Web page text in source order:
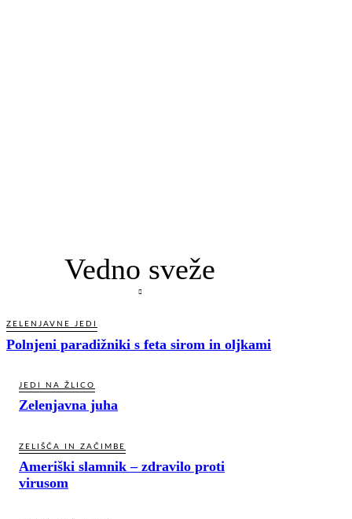
Vedno sveže
ZELENJAVNE JEDI
Polnjeni paradižniki s feta sirom in oljkami
JEDI NA ŽLICO
Zelenjavna juha
ZELIŠČA IN ZAČIMBE
Ameriški slamnik – zdravilo proti
virusom